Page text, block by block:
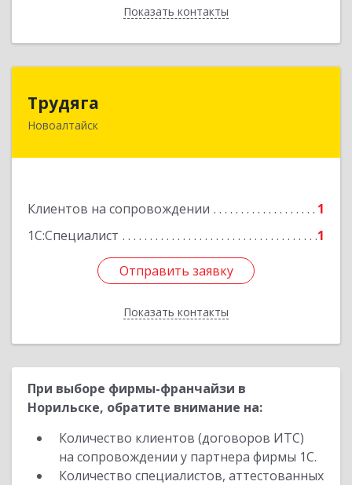
Показать контакты
Назад
Трудяга
Новоалтайск
Клиентов на сопровождении
1
1С:Специалист
1
Отправить заявку
Показать контакты
658080, Алтайский край, Новоалтайск г,
Отправить заявку
Назад
При выборе фирмы-франчайзи в
Норильске, обратите внимание на:
Количество клиентов (договоров ИТС)
на сопровождении у партнера фирмы 1С.
Количество специалистов, аттестованных